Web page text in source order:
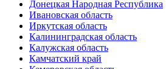
Донецкая Народная Республика
Ивановская область
Иркутская область
Калининградская область
Калужская область
Камчатский край